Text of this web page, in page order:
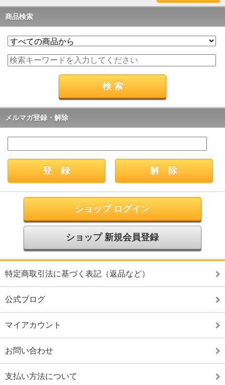
商品検索
メルマガ登録・解除
ショップ ログイン
ショップ 新規会員登録
特定商取引法に基づく表記（返品など）
公式ブログ
マイアカウント
お問い合わせ
支払い方法について